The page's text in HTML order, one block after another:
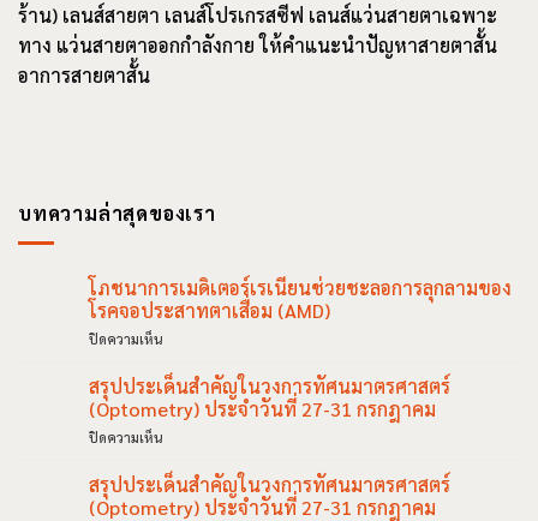
ร้าน) เลนส์สายตา เลนส์โปรเกรสซีฟ เลนส์แว่นสายตาเฉพาะ
ทาง แว่นสายตาออกกำลังกาย ให้คำแนะนำปัญหาสายตาสั้น
อาการสายตาสั้น
บทความล่าสุดของเรา
โภชนาการเมดิเตอร์เรเนียนช่วยชะลอการลุกลามของ
โรคจอประสาทตาเสื่อม (AMD)
ปิดความเห็นบน
เมดิเตอร์เรเนียน
ช่วย
ชะลอ
การ
ของ
โรค
สรุปประเด็นสำคัญในวงการทัศนมาตรศาสตร์
(Optometry) ประจำวันที่ 27-31 กรกฎาคม
ปิดความเห็นบน
ประเด็น
สำคัญ
สรุปประเด็นสำคัญในวงการทัศนมาตรศาสตร์
(Optometry) ประจำวันที่ 27-31 กรกฎาคม